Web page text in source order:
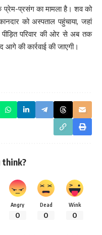
प्रेम-प्रसंग का मामला है। शव को
को अस्पताल पहुंचाया, जहां
परिवार की ओर से अब तक
की कार्रवाई की जाएगी।
think?
Angry
0
Dead
0
Wink
0